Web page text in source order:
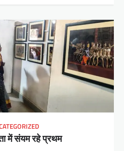
में संयम रहे प्रथम